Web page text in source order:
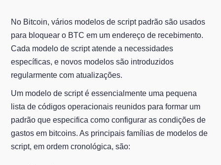
No Bitcoin, vários modelos de script padrão são usados
para bloquear o BTC em um endereço de recebimento.
Cada modelo de script atende a necessidades
específicas, e novos modelos são introduzidos
regularmente com atualizações.
Um modelo de script é essencialmente uma pequena
lista de códigos operacionais reunidos para formar um
padrão que especifica como configurar as condições de
gastos em bitcoins. As principais famílias de modelos de
script, em ordem cronológica, são: